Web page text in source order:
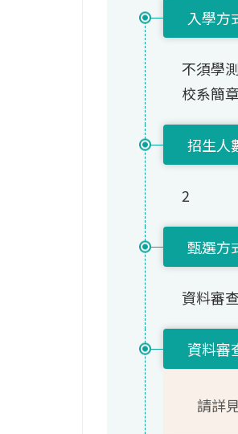
入學方
不須學
校系簡
招生人
2
甄選方
資料審
資料審
請詳